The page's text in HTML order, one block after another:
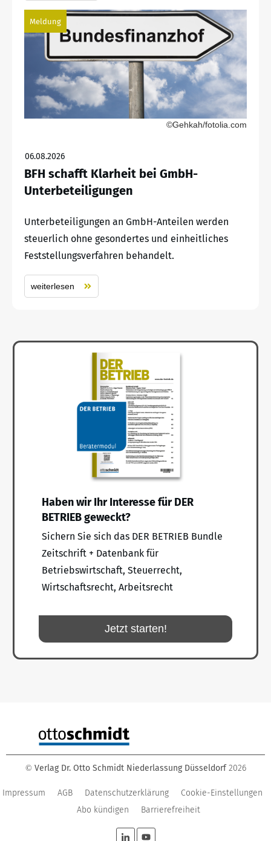
Meldung
©Gehkah/fotolia.com
06.08.2026
BFH schafft Klarheit bei GmbH-
Unterbeteiligungen
Unterbeteiligungen an GmbH-Anteilen werden
steuerlich ohne gesondertes und einheitliches
Feststellungsverfahren behandelt.
weiterlesen
Haben wir Ihr Interesse für DER
BETRIEB geweckt?
Sichern Sie sich das DER BETRIEB Bundle
Zeitschrift + Datenbank für
Betriebswirtschaft, Steuerrecht,
Wirtschaftsrecht, Arbeitsrecht
Jetzt starten!
© Verlag Dr. Otto Schmidt Niederlassung Düsseldorf 2026
Impressum AGB Datenschutzerklärung
Cookie-Einstellungen
Abo kündigen
Barrierefreiheit